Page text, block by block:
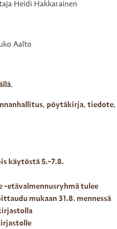
Heidi Hakkarainen
Aalto
.
, pöytäkirja, tiedote,
käytöstä 5.-7.8.
etävalmennusryhmä tulee
mukaan 31.8. mennessä